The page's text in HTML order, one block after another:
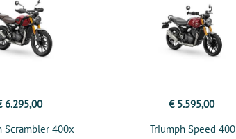
6.295,00
Scrambler 400x
€ 5.595,00
Triumph Speed 400